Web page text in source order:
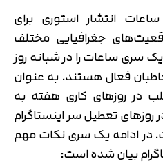
انتشار استوری برای
جغرافیایی مختلف
سری ساعات را در شبانه روز
فعال هستند. به عنوان
در روزهای کاری هفته به
روزهای تعطیل سر اینستاگرام
در ادامه یک سری نکات مهم
بیان شده است: